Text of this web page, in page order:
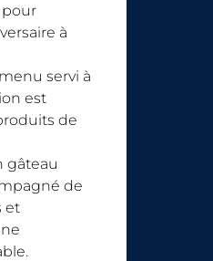
pour
à
servi à
est
de
gâteau
de
et